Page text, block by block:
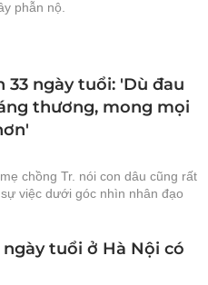
phẫn nộ.
33 ngày tuổi: 'Dù đau
thương, mong mọi
chồng Tr. nói con dâu cũng rất
việc dưới góc nhìn nhân đạo
tuổi ở Hà Nội có